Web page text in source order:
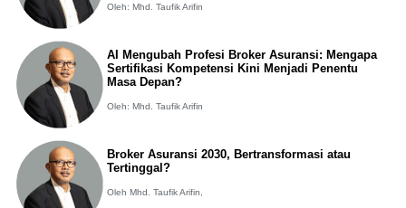
Oleh: Mhd. Taufik Arifin
AI Mengubah Profesi Broker Asuransi: Mengapa
Sertifikasi Kompetensi Kini Menjadi Penentu
Masa Depan?
Oleh: Mhd. Taufik Arifin
Broker Asuransi 2030, Bertransformasi atau
Tertinggal?
Oleh Mhd. Taufik Arifin,